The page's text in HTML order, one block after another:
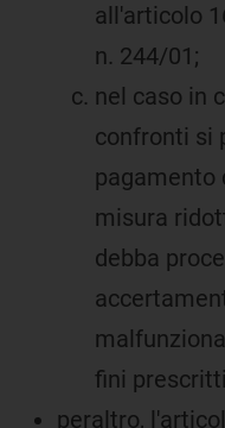
all'articolo
n. 244/01;
nel caso in
confronti si
pagamento
misura
debba
fini
peraltro,